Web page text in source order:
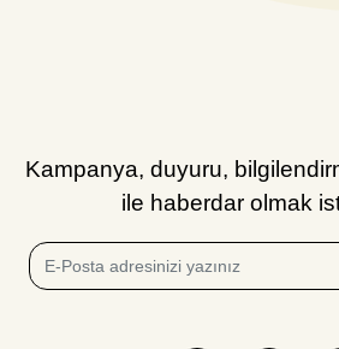
Kampanya, duyuru,
ile haberdar olmak